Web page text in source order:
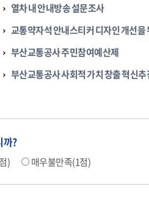
열차 내 안내방송 설문조사
교통약자석 안내스티커 디자인 개선을
부산교통공사 주민참여예산제
부산교통공사 사회적 가치 창출 혁신
까?
) 매우불만족(1점)